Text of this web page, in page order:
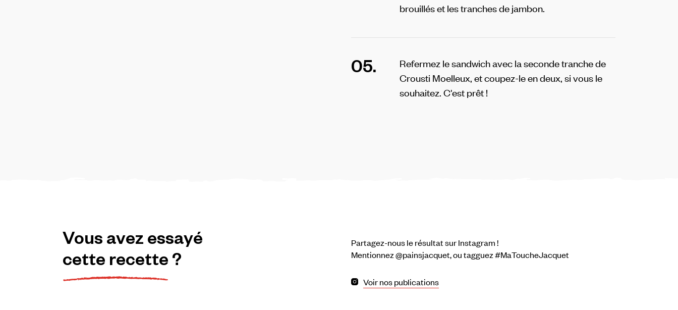
brouillés et les tranches de jambon.
05.
Refermez le sandwich avec la seconde tranche de
Crousti Moelleux, et coupez-le en deux, si vous le
souhaitez. C'est prêt !
Vous avez essayé
cette recette ?
Partagez-nous le résultat sur Instagram !
Mentionnez @painsjacquet, ou tagguez #MaToucheJacquet
Voir nos publications